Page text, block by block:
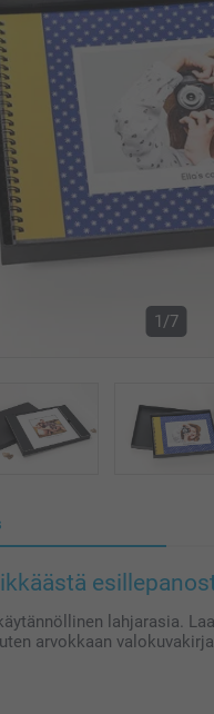
1/7
lahjarasia.
arvokkaan